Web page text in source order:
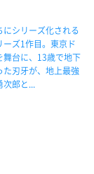
シリーズ化される
ーズ1作目。東京ド
舞台に、13歳で地下
た刃牙が、地上最強
次郎と...